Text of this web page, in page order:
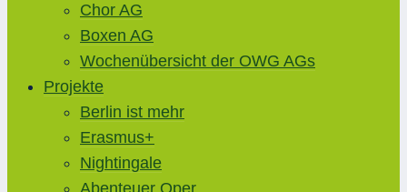
Chor AG
Boxen AG
Wochenübersicht der OWG AGs
Projekte
Berlin ist mehr
Erasmus+
Nightingale
Abenteuer Oper